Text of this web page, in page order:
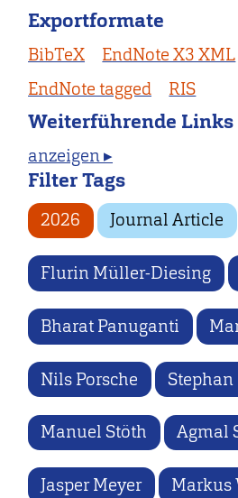
Exportformate
BibTeX EndNote X3 XML
EndNote tagged
RIS
Weiterführende Links
anzeigen ▸
Filter Tags
2026 Journal Article
Flurin Müller-Diesing
Bharat Panuganti
Nils Porsche
Manuel Stöth Agmal
Jasper Meyer Markus